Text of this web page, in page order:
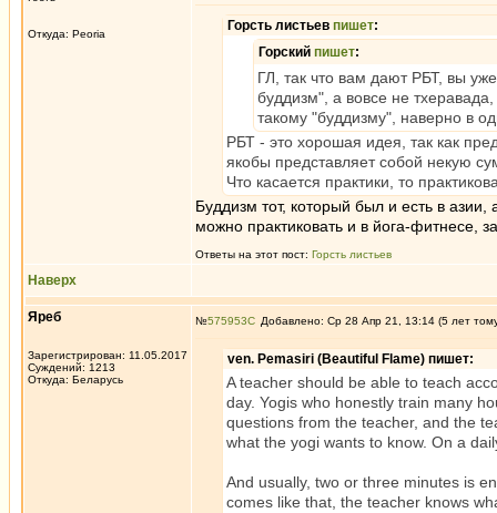
Откуда: Peoria
Горсть листьев пишет:
Горский пишет:
ГЛ, так что вам дают РБТ, вы
буддизм", а вовсе не
такому "буддизму", наверно в
РБТ - это хорошая идея, так как
якобы представляет собой некую
Что касается практики, то
Буддизм тот, который был и есть в
можно практиковать и в йога-фитнесе,
Ответы на этот пост: Горсть листьев
Наверх
Яреб
Зарегистрирован: 11.05.2017
Суждений: 1213
Откуда: Беларусь
№575953 Добавлено: Ср 28 Апр 21, 13:14 (5 лет
ven. Pemasiri (Beautiful Flame) пишет:
A teacher should be able to teach
day. Yogis who honestly train many
questions from the teacher, and the
what the yogi wants to know. On a
And usually, two or three minutes is
comes like that, the teacher knows